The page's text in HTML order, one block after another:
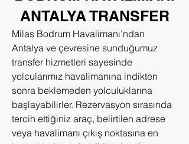
ANTALYA TRANSFER
Milas Bodrum Havalimanı’ndan
Antalya ve çevresine sunduğumuz
transfer hizmetleri sayesinde
yolcularımız havalimanına indikten
sonra beklemeden yolculuklarına
başlayabilirler. Rezervasyon sırasında
tercih ettiğiniz araç, belirtilen adrese
veya havalimanı çıkış noktasına en